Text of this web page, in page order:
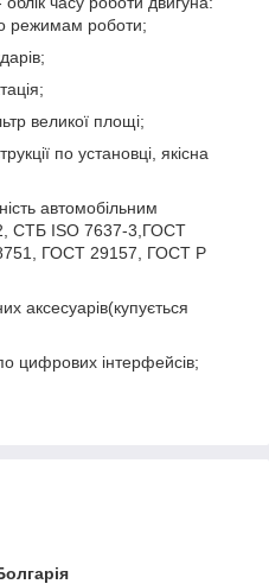
режимам роботи;
великої площі;
по установці, якісна
автомобільним
СТБ ISO 7637-3,ГОСТ
ГОСТ 29157, ГОСТ Р
аксесуарів(купується
цифрових інтерфейсів;